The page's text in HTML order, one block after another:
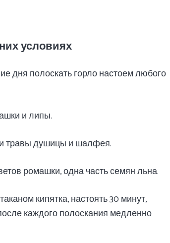
условиях
дня полоскать горло настоем любого
и липы.
травы душицы и шалфея.
ромашки, одна часть семян льна.
кипятка, настоять 30 минут,
каждого полоскания медленно